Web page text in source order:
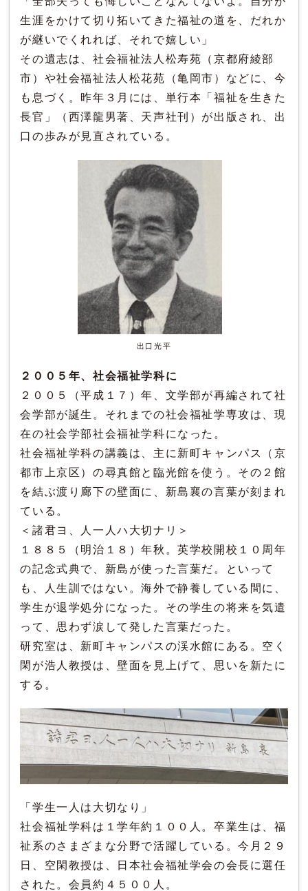
生涯をかけて切り拓いてきた福祉の道を、だれか
が継いでくれれば、それで嬉しい」
その遺志は、社会福祉法人松寿苑（京都府綾部
市）や社会福祉法人松花苑（亀岡市）などに、今
も息づく。昨年３月には、単行本「福祉を生きた
長官」（西澤龍男著、天声社刊）が出版され、出
口の歩みが見直されている。
出口光平
２００５年、社会福祉学科に
２００５（平成１７）年、文学部が再編されて社
会学部が誕生。それまでの社会福祉学専攻は、現
在の社会学部社会福祉学科になった。
社会福祉学科の講義は、主に新町キャンパス（京
都市上京区）の尋真館と臨光館を使う。その２館
を結ぶ渡り廊下の壁面に、新島襄の言葉が刻まれ
ている。
＜諸君ヨ、人一人ハ大切ナリ＞
１８８５（明治１８）年秋。英学校開校１０周年
の記念式典で、新島が使った言葉だ。といって
も、人生訓ではない。海外で静養している間に、
学生が退学処分になった。その学生の将来を気遣
って、思わず涙して発した言葉だった。
研究室は、新町キャンパスの渓水館にある。空く
閑が浩人教授は、壁面を見上げて、思いを新たに
する。
「学生一人は大切なり」
社会福祉学科は１学年約１００人。卒業生は、福
祉系のさまざまな分野で活躍している。今月２９
日、空閑教授は、日本社会福祉学会の会長に選任
された。会員約４５００人。